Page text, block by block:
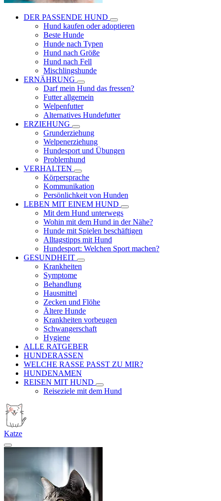
DER PASSENDE HUND
Hund kaufen oder adoptieren
Beste Hunde
Hunde nach Typen
Hund nach Größe
Hund nach Fell
Mischlingshunde
ERNÄHRUNG
Darf mein Hund das fressen?
Futter allgemein
Welpenfutter
Alternatives Hundefutter
ERZIEHUNG
Grunderziehung
Welpenerziehung
Hundesport und Übungen
Problemhund
VERHALTEN
Körpersprache
Kommunikation
Persönlichkeit von Hunden
LEBEN MIT EINEM HUND
Mit dem Hund unterwegs
Wohin mit dem Hund in der Nähe?
Hunde mit Spielen beschäftigen
Alltagstipps mit Hund
Hundesport: Welchen Sport machen?
GESUNDHEIT
Krankheiten
Symptome
Behandlung
Hausmittel
Zecken und Flöhe
Ältere Hunde
Krankheiten vorbeugen
Schwangerschaft
Hygiene
ALLE RATGEBER
HUNDERASSEN
WELCHE RASSE PASST ZU MIR?
HUNDENAMEN
REISEN MIT HUND
Reiseziele mit dem Hund
Katze